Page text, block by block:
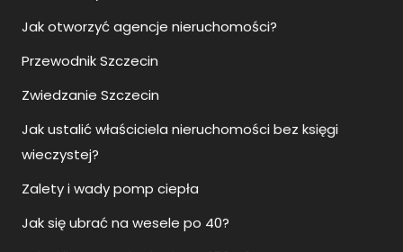
Przewodnik Szczecin
Zwiedzanie Szczecin
Jak ustalić właściciela nieruchomości bez księgi
Zalety i wady pomp ciepła
Jak się ubrać na wesele po 40?
Jaka klimatyzacja do domu 150m2?